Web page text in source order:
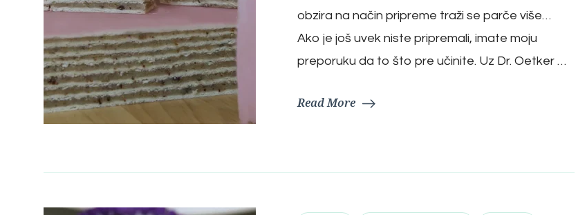
obzira na način pripreme traži se parče više…
Ako je još uvek niste pripremali, imate moju
preporuku da to što pre učinite. Uz Dr. Oetker …
Read More